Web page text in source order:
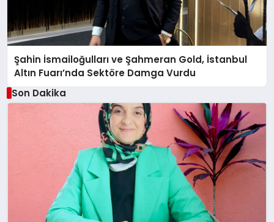
Şahin İsmailoğulları ve Şahmeran Gold, İstanbul
Altın Fuarı’nda Sektöre Damga Vurdu
Son Dakika